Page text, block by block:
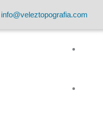
info@veleztopografia.com